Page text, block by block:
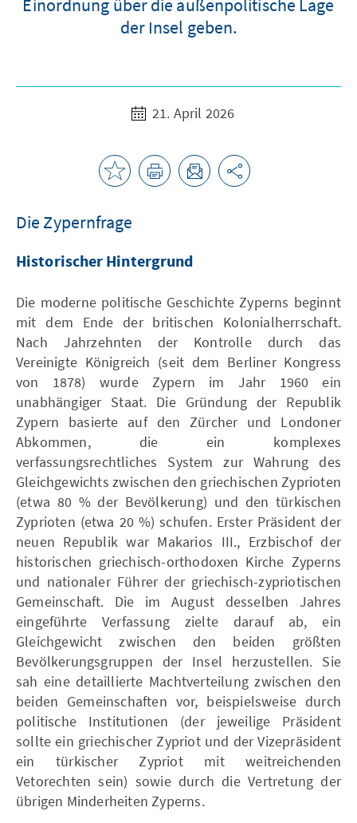
Einordnung über die außenpolitische Lage
der Insel geben.
21. April 2026
Die Zypernfrage
Historischer Hintergrund
Die moderne politische Geschichte Zyperns beginnt
mit dem Ende der britischen Kolonialherrschaft.
Nach Jahrzehnten der Kontrolle durch das
Vereinigte Königreich (seit dem Berliner Kongress
von 1878) wurde Zypern im Jahr 1960 ein
unabhängiger Staat. Die Gründung der Republik
Zypern basierte auf den Zürcher und Londoner
Abkommen, die ein komplexes
verfassungsrechtliches System zur Wahrung des
Gleichgewichts zwischen den griechischen Zyprioten
(etwa 80 % der Bevölkerung) und den türkischen
Zyprioten (etwa 20 %) schufen. Erster Präsident der
neuen Republik war Makarios III., Erzbischof der
historischen griechisch-orthodoxen Kirche Zyperns
und nationaler Führer der griechisch-zypriotischen
Gemeinschaft. Die im August desselben Jahres
eingeführte Verfassung zielte darauf ab, ein
Gleichgewicht zwischen den beiden größten
Bevölkerungsgruppen der Insel herzustellen. Sie
sah eine detaillierte Machtverteilung zwischen den
beiden Gemeinschaften vor, beispielsweise durch
politische Institutionen (der jeweilige Präsident
sollte ein griechischer Zypriot und der Vizepräsident
ein türkischer Zypriot mit weitreichenden
Vetorechten sein) sowie durch die Vertretung der
übrigen Minderheiten Zyperns.